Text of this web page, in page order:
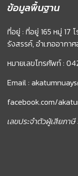
ข้อมูลพื้นฐาน
ที่อยู่ : ที่อยู่ 165 หมู่ 17
รังสรรค์, อำเภออากา
หมายเลขโทรศัพท์ :
Email :
facebook.com/
เลขประจำตัวผู้เสียภา